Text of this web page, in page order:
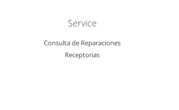
Service
Consulta de Reparaciones
Receptorias